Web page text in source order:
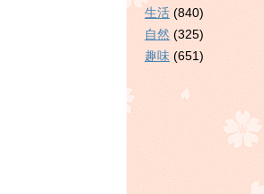
生活 (840)
自然 (325)
趣味 (651)